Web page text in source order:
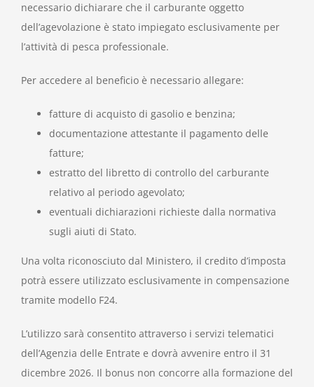
necessario dichiarare che il carburante oggetto
dell’agevolazione è stato impiegato esclusivamente per
l’attività di pesca professionale.
Per accedere al beneficio è necessario allegare:
fatture di acquisto di gasolio e benzina;
documentazione attestante il pagamento delle
fatture;
estratto del libretto di controllo del carburante
relativo al periodo agevolato;
eventuali dichiarazioni richieste dalla normativa
sugli aiuti di Stato.
Una volta riconosciuto dal Ministero, il credito d’imposta
potrà essere utilizzato esclusivamente in compensazione
tramite modello F24.
L’utilizzo sarà consentito attraverso i servizi telematici
dell’Agenzia delle Entrate e dovrà avvenire entro il 31
dicembre 2026. Il bonus non concorre alla formazione del